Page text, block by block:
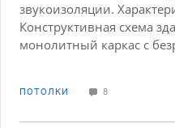
звукоизоляции.
Конструктивная схема
монолитный каркас с
F35-2 по ГОСТ 31360-
ПОТОЛКИ 8